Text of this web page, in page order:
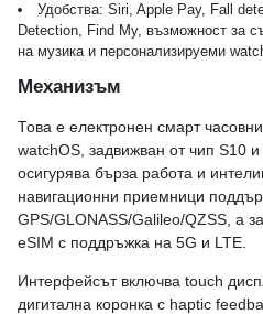
Удобства: Siri, Apple Pay, Fall
Detection, Find My, възможност за
на музика и персонализируеми
Механизъм
Това е електронен смарт
watchOS, задвижван от чип S10
осигурява бърза работа и
навигационни приемници
GPS/GLONASS/Galileo/QZSS, а
eSIM с поддръжка на 5G и LTE.
Интерфейсът включва touch
дигитална коронка с haptic